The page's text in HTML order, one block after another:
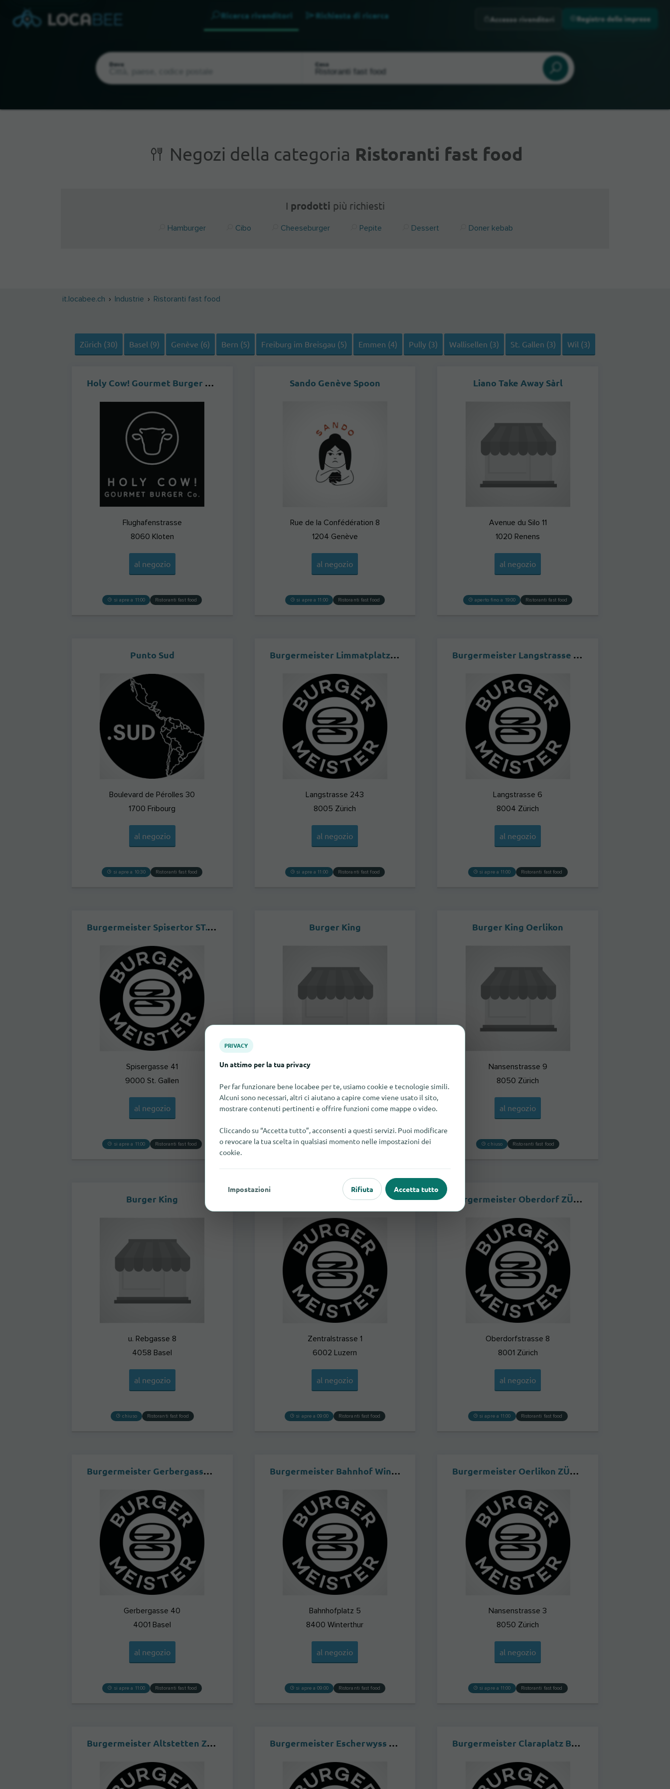
Ricerca rivenditori Richiesta di ricerca
Dove Cosa
Accesso rivenditori Registro delle imprese
Negozi della categoria Ristoranti fast food
I prodotti più richiesti
Hamburger Cibo Cheeseburger Pepite Dessert Doner kebab
it.locabee.ch Industrie Ristoranti fast food
Zürich (30) Basel (9) Genève (6) Bern (5) Freiburg im Breisgau (5) Emmen (4) Pully (3) Wallisellen (3) St. Gallen (3) Wil (3)
Holy Cow! Gourmet Burger Co. ZÜRICH FLUGHAFEN
Flughafenstrasse
8060 Kloten
al negozio
si apre a 11:00 Ristoranti fast food
Sando Genève Spoon
Rue de la Confédération 8
1204 Genève
al negozio
si apre a 11:00 Ristoranti fast food
Liano Take Away Sàrl
Avenue du Silo 11
1020 Renens
al negozio
aperto fino a 19:00 Ristoranti fast food
Punto Sud
Boulevard de Pérolles 30
1700 Fribourg
al negozio
si apre a 10:30 Ristoranti fast food
Burgermeister Limmatplatz ZÜRICH
Langstrasse 243
8005 Zürich
al negozio
si apre a 11:00 Ristoranti fast food
Burgermeister Langstrasse ZÜRICH
Langstrasse 6
8004 Zürich
al negozio
si apre a 11:00 Ristoranti fast food
Burgermeister Spisertor ST. GALLEN
Spisergasse 41
9000 St. Gallen
al negozio
si apre a 11:00 Ristoranti fast food
Burger King
Rue de la Gare 1,
al negozio
chiuso Ristoranti fast food
Burger King Oerlikon
Nansenstrasse 9
8050 Zürich
al negozio
chiuso Ristoranti fast food
Burger King
u. Rebgasse 8
4058 Basel
al negozio
chiuso Ristoranti fast food
Burgermeister Luzern
Zentralstrasse 1
6002 Luzern
al negozio
si apre a 09:00 Ristoranti fast food
Burgermeister Oberdorf ZÜRICH
Oberdorfstrasse 8
8001 Zürich
al negozio
si apre a 11:00 Ristoranti fast food
Burgermeister Gerbergasse BASEL
Gerbergasse 40
4001 Basel
al negozio
si apre a 11:00 Ristoranti fast food
Burgermeister Bahnhof Winterthur
Bahnhofplatz 5
8400 Winterthur
al negozio
si apre a 09:00 Ristoranti fast food
Burgermeister Oerlikon ZÜRICH
Nansenstrasse 3
8050 Zürich
al negozio
si apre a 11:00 Ristoranti fast food
Burgermeister Altstetten ZÜRICH Burgermeister Escherwyss ZÜRICH Burgermeister Claraplatz BASEL
PRIVACY
Un attimo per la tua privacy
Per far funzionare bene locabee per te, usiamo cookie e tecnologie simili.
Alcuni sono necessari, altri ci aiutano a capire come viene usato il sito,
mostrare contenuti pertinenti e offrire funzioni come mappe o video.
Cliccando su “Accetta tutto”, acconsenti a questi servizi. Puoi modificare
o revocare la tua scelta in qualsiasi momento nelle impostazioni dei
cookie.
Impostazioni Rifiuta Accetta tutto